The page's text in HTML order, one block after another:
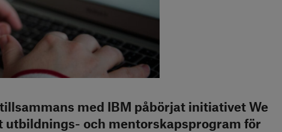
med IBM påbörjat initiativet We
utbildnings- och mentorskapsprogram för